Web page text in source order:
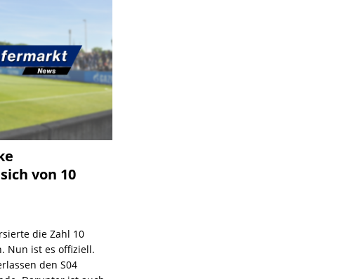
von 10
die Zahl 10
Nun ist es offiziell.
den S04